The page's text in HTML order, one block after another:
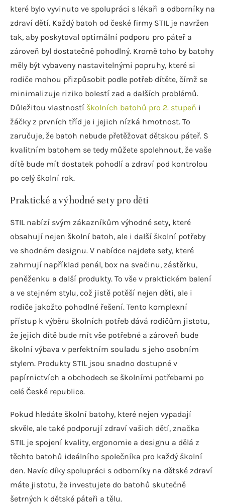
které bylo vyvinuto ve spolupráci s lékaři a odborníky na
zdraví dětí. Každý batoh od české firmy STIL je navržen
tak, aby poskytoval optimální podporu pro páteř a
zároveň byl dostatečně pohodlný. Kromě toho by batohy
měly být vybaveny nastavitelnými popruhy, které si
rodiče mohou přizpůsobit podle potřeb dítěte, čímž se
minimalizuje riziko bolestí zad a dalších problémů.
Důležitou vlastností školních batohů pro 2. stupeň i
žáčky z prvních tříd je i jejich nízká hmotnost. To
zaručuje, že batoh nebude přetěžovat dětskou páteř. S
kvalitním batohem se tedy můžete spolehnout, že vaše
dítě bude mít dostatek pohodlí a zdraví pod kontrolou
po celý školní rok.
Praktické a výhodné sety pro děti
STIL nabízí svým zákazníkům výhodné sety, které
obsahují nejen školní batoh, ale i další školní potřeby
ve shodném designu. V nabídce najdete sety, které
zahrnují například penál, box na svačinu, zástěrku,
peněženku a další produkty. To vše v praktickém balení
a ve stejném stylu, což jistě potěší nejen děti, ale i
rodiče jakožto pohodlné řešení. Tento komplexní
přístup k výběru školních potřeb dává rodičům jistotu,
že jejich dítě bude mít vše potřebné a zároveň bude
školní výbava v perfektním souladu s jeho osobním
stylem. Produkty STIL jsou snadno dostupné v
papírnictvích a obchodech se školními potřebami po
celé České republice.
Pokud hledáte školní batohy, které nejen vypadají
skvěle, ale také podporují zdraví vašich dětí, značka
STIL je spojení kvality, ergonomie a designu a dělá z
těchto batohů ideálního společníka pro každý školní
den. Navíc díky spolupráci s odborníky na dětské zdraví
máte jistotu, že investujete do batohů skutečně
šetrných k dětské páteři a tělu.